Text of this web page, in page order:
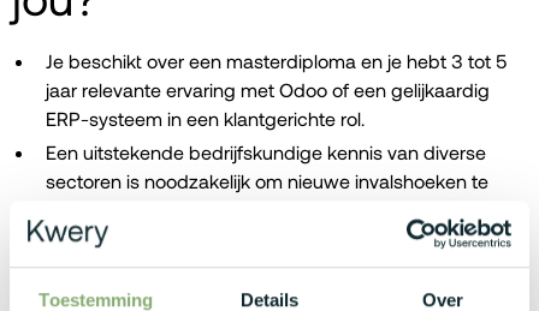
Toestemming Details Over
Je beschikt over een masterdiploma en je hebt 3 tot 5
jaar relevante ervaring met Odoo of een gelijkaardig
ERP-systeem in een klantgerichte rol.
Een uitstekende bedrijfskundige kennis van diverse
sectoren is noodzakelijk om nieuwe invalshoeken te
vullen.
Sterke communicatieve en commerciële vaardigheden
zijn essentieel voor het voeren van presales-